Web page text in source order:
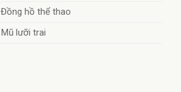
Đồng hồ thể thao
Mũ lưỡi trai